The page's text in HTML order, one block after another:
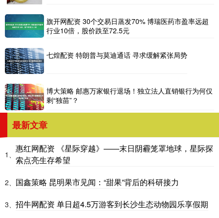
旗开网配资 30个交易日蒸发70% 博瑞医药市盈率远超
行业10倍，股价跌至72.5元
七煌配资 特朗普与莫迪通话 寻求缓解紧张局势
博大策略 邮惠万家银行退场！独立法人直销银行为何仅
剩“独苗”？
最新文章
1、
惠红网配资 《星际穿越》——末日阴霾笼罩地球，星际探
索点亮生存希望
2、 国鑫策略 昆明果市见闻：“甜果”背后的科研接力
3、 招牛网配资 单日超4.5万游客到长沙生态动物园乐享假期